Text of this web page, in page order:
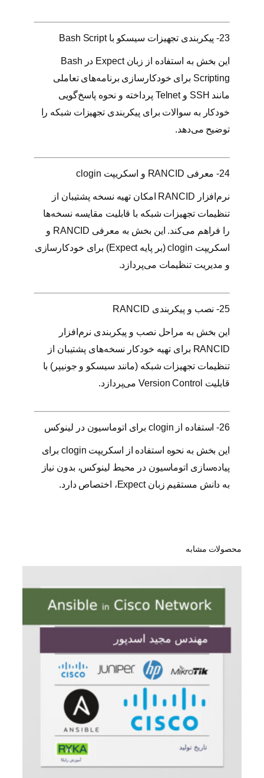
23- پیکربندی تجهیزات سیسکو با Bash Script
این بخش به استفاده از زبان Expect در Bash
Scripting برای خودکارسازی برنامه‌های تعاملی
مانند SSH و Telnet پرداخته و نحوه پاسخ‌گویی
خودکار به سوالات برای پیکربندی تجهیزات شبکه را
توضیح می‌دهد.
24- معرفی RANCID و اسکریپت clogin
نرم‌افزار RANCID امکان تهیه نسخه پشتیبان از
تنظیمات تجهیزات شبکه با قابلیت مقایسه نسخه‌ها
را فراهم می‌کند. این بخش به معرفی RANCID و
اسکریپت clogin (بر پایه Expect) برای خودکارسازی
و مدیریت تنظیمات می‌پردازد.
25- نصب و پیکربندی RANCID
این بخش به مراحل نصب و پیکربندی نرم‌افزار
RANCID برای تهیه خودکار نسخه‌های پشتیبان از
تنظیمات تجهیزات شبکه (مانند سیسکو و جونیپر) با
قابلیت Version Control می‌پردازد.
26- استفاده از clogin برای اتوماسیون در لینوکس
این بخش به نحوه استفاده از اسکریپت clogin برای
پیاده‌سازی اتوماسیون در محیط لینوکس، بدون نیاز
به دانش مستقیم زبان Expect، اختصاص دارد.
محصولات مشابه